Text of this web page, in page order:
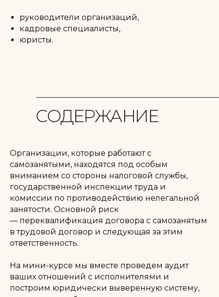
руководители организаций,
кадровые специалисты,
юристы.
СОДЕРЖАНИЕ
Организации, которые работают с
самозанятыми, находятся под особым
вниманием со стороны налоговой службы,
государственной инспекции труда и
комиссии по противодействию нелегальной
занятости. Основной риск
— переквалификация договора с самозанятым
в трудовой договор и следующая за этим
ответственность.
На мини-курсе мы вместе проведем аудит
ваших отношений с исполнителями и
построим юридически выверенную систему,